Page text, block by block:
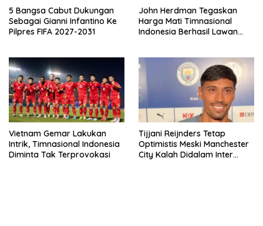
5 Bangsa Cabut Dukungan
Sebagai Gianni Infantino Ke
Pilpres FIFA 2027-2031
John Herdman Tegaskan
Harga Mati Timnasional
Indonesia Berhasil Lawan
Vietnam Gemar Lakukan
Intrik, Timnasional Indonesia
Diminta Tak Terprovokasi
Tijjani Reijnders Tetap
Optimistis Meski Manchester
City Kalah Didalam Inter